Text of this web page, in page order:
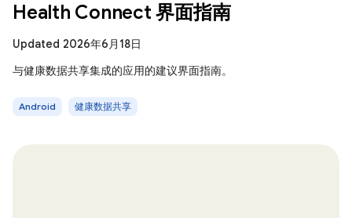
Health Connect 界面指南
Updated 2026年6月18日
与健康数据共享集成的应用的建议界面指南。
Android 健康数据共享